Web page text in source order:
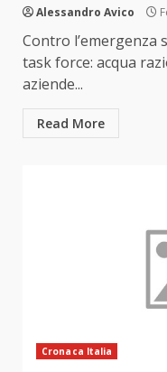
Alessandro Avico
Contro l’emergenza
task force: acqua
aziende...
Read More
Cronaca Italia